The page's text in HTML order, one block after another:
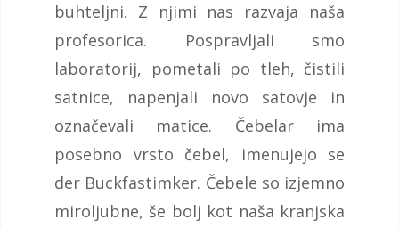
buhteljni. Z njimi nas razvaja naša
profesorica. Pospravljali smo
laboratorij, pometali po tleh, čistili
satnice, napenjali novo satovje in
označevali matice. Čebelar ima
posebno vrsto čebel, imenujejo se
der Buckfastimker. Čebele so izjemno
miroljubne, še bolj kot naša kranjska